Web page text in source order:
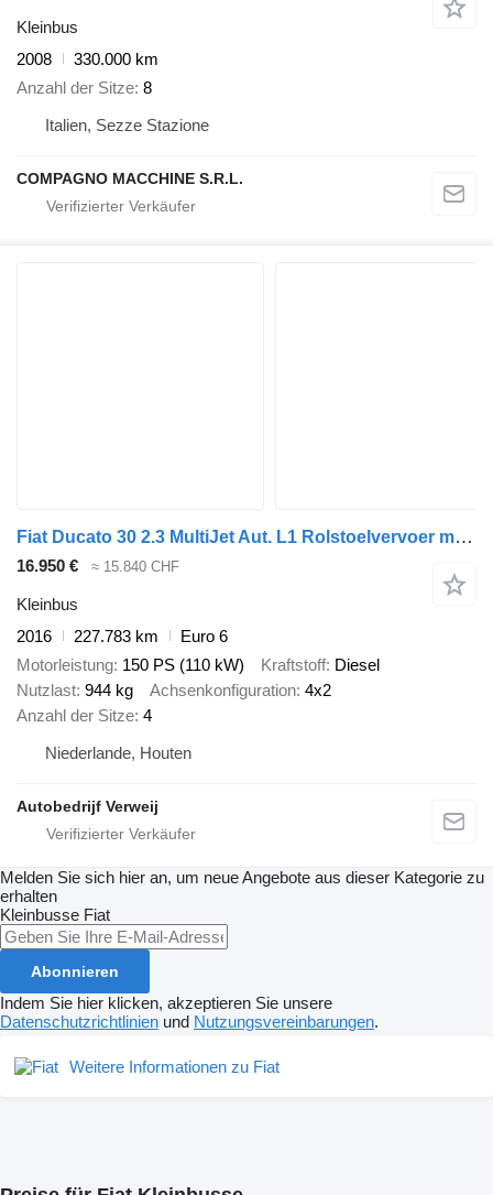
Kleinbus
2008
330.000 km
Anzahl der Sitze 8
Italien, Sezze Stazione
COMPAGNO MACCHINE S.R.L.
Fiat Ducato 30 2.3 MultiJet Aut. L1 Rolstoelvervoer met lift
16.950 € ≈ 15.840 CHF
Kleinbus
2016
227.783 km
Euro 6
Motorleistung 150 PS (110 kW) Kraftstoff Diesel
Nutzlast 944 kg Achsenkonfiguration 4x2
Anzahl der Sitze 4
Niederlande, Houten
Autobedrijf Verweij
Melden Sie sich hier an, um neue Angebote aus dieser Kategorie zu
erhalten
Kleinbusse Fiat
Abonnieren
Indem Sie hier klicken, akzeptieren Sie unsere
Datenschutzrichtlinien und Nutzungsvereinbarungen.
Weitere Informationen zu Fiat